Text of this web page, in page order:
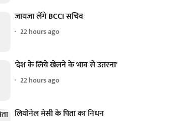
जायजा लेंगे BCCI सचिव
22 hours ago
'देश के लिये खेलने के भाव से उतरना'
22 hours ago
लियोनेल मेसी के पिता का निधन